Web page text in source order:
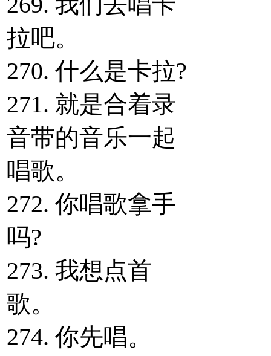
拉吧。
270. 什么是卡拉?
271. 就是合着录
音带的音乐一起
唱歌。
272. 你唱歌拿手
吗?
273. 我想点首
歌。
274. 你先唱。